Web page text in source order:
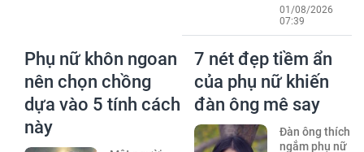
01/08/2026
07:39
Phụ nữ khôn ngoan
nên chọn chồng
dựa vào 5 tính cách
này
7 nét đẹp tiềm ẩn
của phụ nữ khiến
đàn ông mê say
Đàn ông thích
ngắm phụ nữ